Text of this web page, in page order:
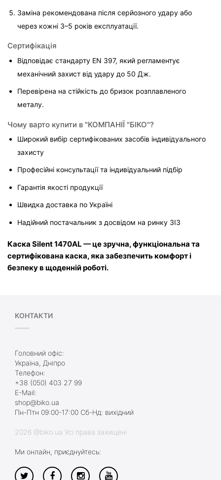
Заміна рекомендована після серйозного удару або
через кожні 3–5 років експлуатації.
Сертифікація
Відповідає стандарту EN 397, який регламентує
механічний захист від удару до 50 Дж.
Перевірена на стійкість до бризок розплавленого
металу.
Чому варто купити в "КОМПАНІЇ "БІКО"?
Широкий вибір сертифікованих засобів індивідуального
захисту
Професійні консультації та індивідуальний підбір
Гарантія якості продукції
Швидка доставка по Україні
Надійний постачальник з досвідом на ринку ЗІЗ
Каска Silent 1470AL — це зручна, функціональна та
сертифікована каска, яка забезпечить комфорт і
безпеку в щоденній роботі.
КОНТАКТИ
Головний офіс:
Україна, Дніпро
Телефон:
+38 (050) 403 27 99
E-Mail:
shop@biko.ua
Пн-Птн 09:00-17:00 Сб-Нд: вихідний
2026 @biko.ua Усі права захищені
Ми онлайн, приєднуйтесь: